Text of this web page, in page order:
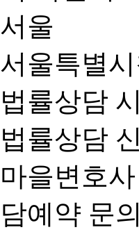
서울특별
법률상담
법률상담
마을변호
담예약 문